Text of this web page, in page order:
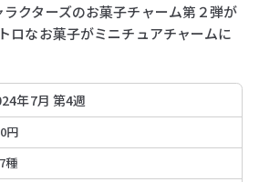
クターズのお菓子チャーム第２弾が
ロなお菓子がミニチュアチャームに
年7月 第4週
円
種